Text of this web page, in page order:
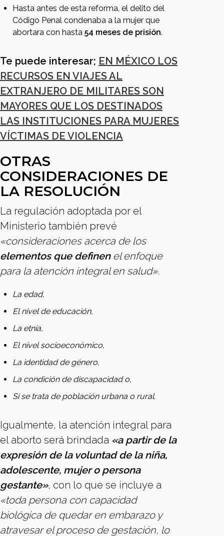
Hasta antes de esta reforma, el delito del
Código Penal condenaba a la mujer que
abortara con hasta 54 meses de prisión.
Te puede interesar; EN MÉXICO LOS
RECURSOS EN VIAJES AL
EXTRANJERO DE MILITARES SON
MAYORES QUE LOS DESTINADOS
LAS INSTITUCIONES PARA MUJERES
VÍCTIMAS DE VIOLENCIA
OTRAS
CONSIDERACIONES DE
LA RESOLUCIÓN
La regulación adoptada por el
Ministerio también prevé
«consideraciones acerca de los
elementos que definenel enfoque
para la atención integral en salud».
La edad,
El nivel de educación,
La etnia,
El nivel socioeconómico,
La identidad de género,
La condición de discapacidad o,
Si se trata de población urbana o rural.
Igualmente, la atención integral para
el aborto será brindada «a partir de la
expresión de la voluntad de la niña,
adolescente, mujer o persona
gestante», con lo que se incluye a
«toda persona con capacidad
biológica de quedar en embarazo y
atravesar el proceso de gestación, lo